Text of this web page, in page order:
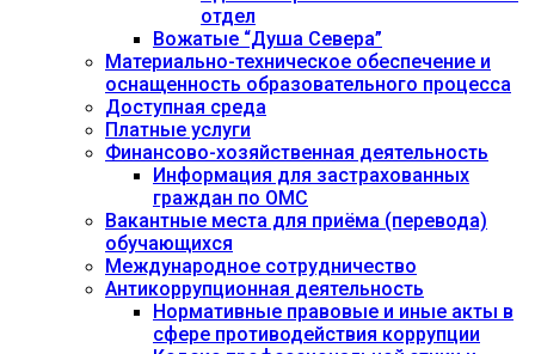
отдел
Вожатые “Душа Севера”
Материально-техническое обеспечение и
оснащенность образовательного процесса
Доступная среда
Платные услуги
Финансово-хозяйственная деятельность
Информация для застрахованных
граждан по ОМС
Вакантные места для приёма (перевода)
обучающихся
Международное сотрудничество
Антикоррупционная деятельность
Нормативные правовые и иные акты в
сфере противодействия коррупции